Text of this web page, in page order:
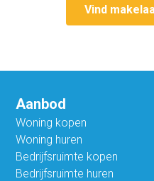
Vind
Aanbod
Woning kopen
Woning huren
Bedrijfsruimte kopen
Bedrijfsruimte huren